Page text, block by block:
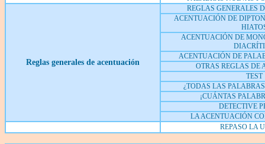
Reglas generales de acentuación
REGLAS GENERALES
ACENTUACIÓN DE
ACENTUACIÓN DE
ACENTUACIÓN DE
OTRAS REGLAS DE
TEST
¿TODAS LAS
¡CUÁNTAS
DETECTIVE
LA ACENTUACIÓN
REPASO LA